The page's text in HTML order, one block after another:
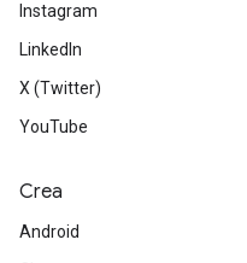
Instagram
LinkedIn
X (Twitter)
YouTube
Crea
Android